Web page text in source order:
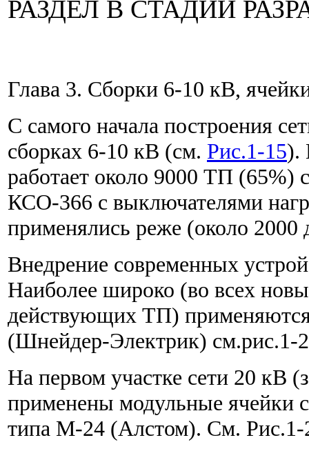
РАЗДЕЛ В СТАДИИ
Глава 3. Сборки 6-10 кВ,
С самого начала построения
сборках 6-10 кВ (см. Рис.1-15).
работает около 9000 ТП (65%)
КСО-366 с выключателями
применялись реже (около
Внедрение современных
Наиболее широко (во всех
действующих ТП)
(Шнейдер-Электрик) см.рис.1-
На первом участке сети 20 кВ
применены модульные ячейки
типа М-24 (Алстом). См. Рис.1-